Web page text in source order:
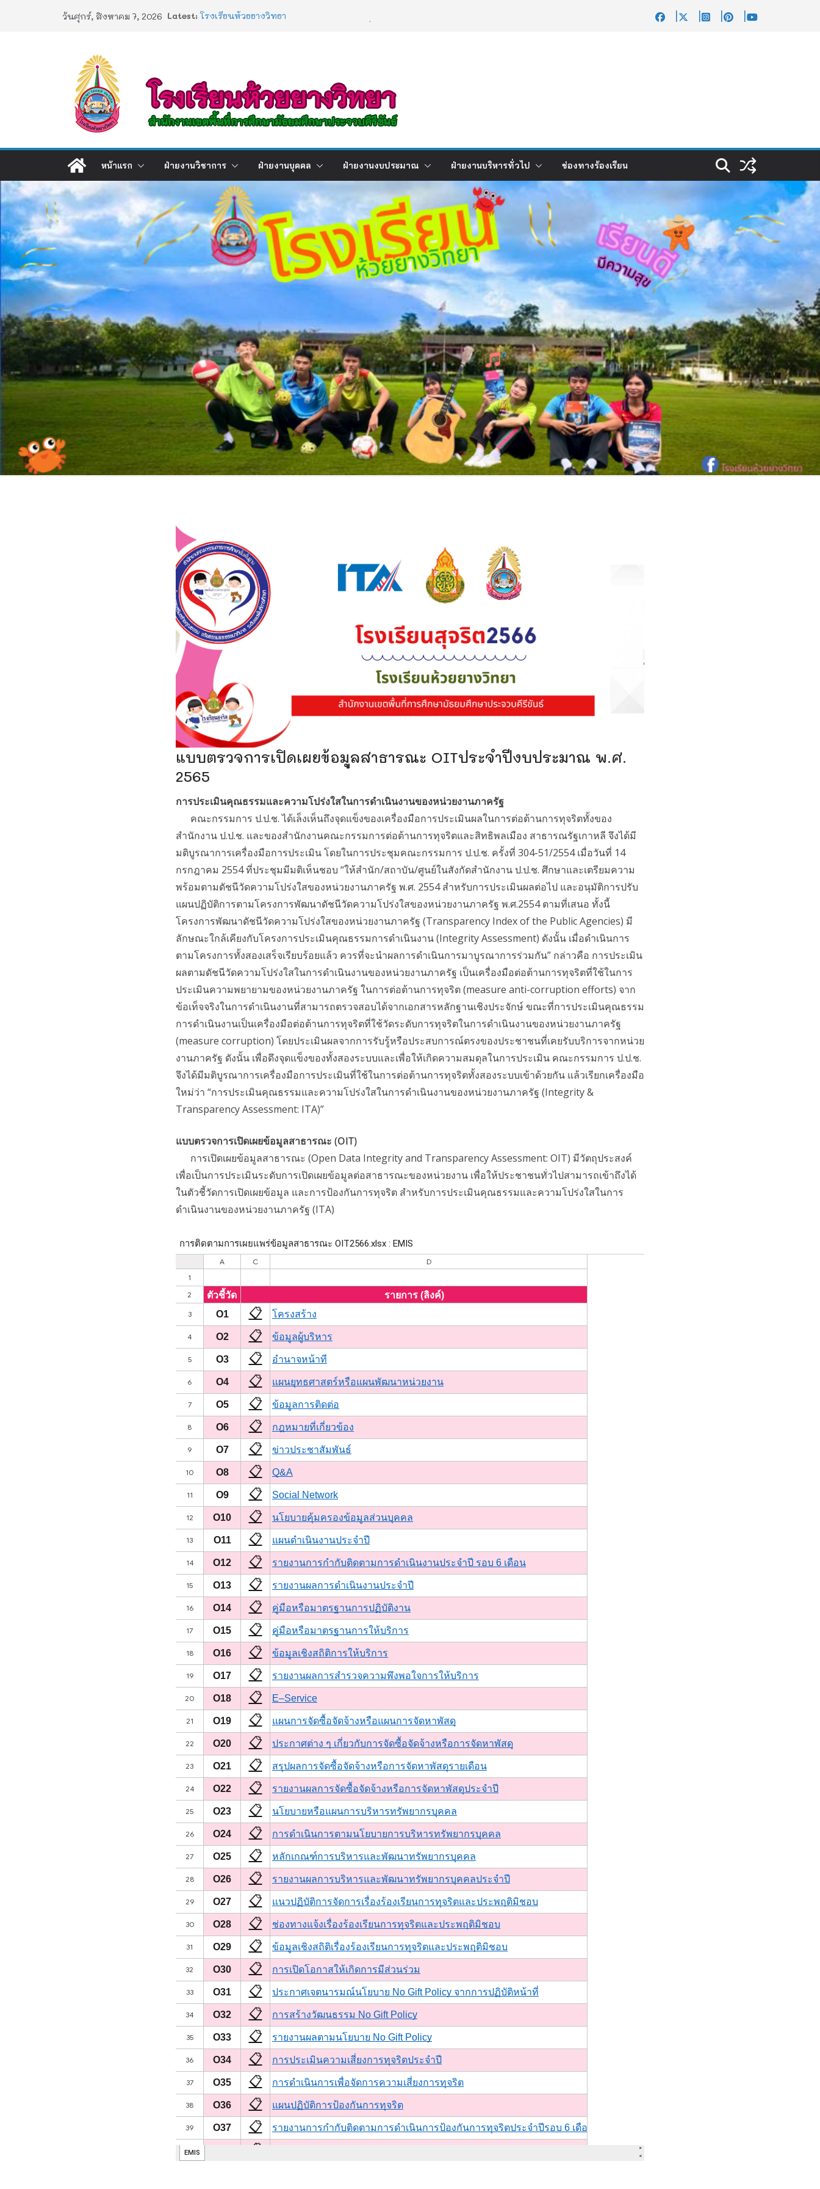
วันศุกร์, สิงหาคม 7, 2026 Latest: การอบรมเชิงปฏิบัติการ เรื่องการใช้เทคโนโลยีปัญญาประดิษฐ์ (
ช่องทางร้องเรียน
หน้าแรก ฝ่ายงานวิชาการ ฝ่ายงานบุคคล ฝ่ายงานงบประมาณ ฝ่ายงานบริหารทั่วไป ช่องทางร้องเรียน
แบบตรวจการเปิดเผยข้อมูลสาธารณะ OITประจำปีงบประมาณ พ.ศ.
2565
การประเมินคุณธรรมและความโปร่งใสในการดำเนินงานของหน่วยงานภาครัฐ
คณะกรรมการ ป.ป.ช. ได้เล็งเห็นถึงจุดแข็งของเครื่องมือการประเมินผลในการต่อต้านการทุจริตทั้งของ
สำนักงาน ป.ป.ช. และของสำนักงานคณะกรรมการต่อต้านการทุจริตและสิทธิพลเมือง สาธารณรัฐเกาหลี จึงได้มี
มติบูรณาการเครื่องมือการประเมิน โดยในการประชุมคณะกรรมการ ป.ป.ช. ครั้งที่ 304-51/2554 เมื่อวันที่ 14
กรกฎาคม 2554 ที่ประชุมมีมติเห็นชอบ “ให้สำนัก/สถาบัน/ศูนย์ในสังกัดสำนักงาน ป.ป.ช. ศึกษาและเตรียมความ
พร้อมตามดัชนีวัดความโปร่งใสของหน่วยงานภาครัฐ พ.ศ. 2554 สำหรับการประเมินผลต่อไป และอนุมัติการปรับ
แผนปฏิบัติการตามโครงการพัฒนาดัชนีวัดความโปร่งใสของหน่วยงานภาครัฐ พ.ศ.2554 ตามที่เสนอ ทั้งนี้
โครงการพัฒนาดัชนีวัดความโปร่งใสของหน่วยงานภาครัฐ (Transparency Index of the Public Agencies) มี
ลักษณะใกล้เคียงกับโครงการประเมินคุณธรรมการดำเนินงาน (Integrity Assessment) ดังนั้น เมื่อดำเนินการ
ตามโครงการทั้งสองเสร็จเรียบร้อยแล้ว ควรที่จะนำผลการดำเนินการมาบูรณาการร่วมกัน” กล่าวคือ การประเมิน
ผลตามดัชนีวัดความโปร่งใสในการดำเนินงานของหน่วยงานภาครัฐ เป็นเครื่องมือต่อต้านการทุจริตที่ใช้ในการ
ประเมินความพยายามของหน่วยงานภาครัฐ ในการต่อต้านการทุจริต (measure anti-corruption efforts) จาก
ข้อเท็จจริงในการดำเนินงานที่สามารถตรวจสอบได้จากเอกสารหลักฐานเชิงประจักษ์ ขณะที่การประเมินคุณธรรม
การดำเนินงานเป็นเครื่องมือต่อต้านการทุจริตที่ใช้วัดระดับการทุจริตในการดำเนินงานของหน่วยงานภาครัฐ
(measure corruption) โดยประเมินผลจากการรับรู้หรือประสบการณ์ตรงของประชาชนที่เคยรับบริการจากหน่วย
งานภาครัฐ ดังนั้น เพื่อดึงจุดแข็งของทั้งสองระบบและเพื่อให้เกิดความสมดุลในการประเมิน คณะกรรมการ ป.ป.ช.
จึงได้มีมติบูรณาการเครื่องมือการประเมินที่ใช้ในการต่อต้านการทุจริตทั้งสองระบบเข้าด้วยกัน แล้วเรียกเครื่องมือ
ใหม่ว่า “การประเมินคุณธรรมและความโปร่งใสในการดำเนินงานของหน่วยงานภาครัฐ (Integrity &
Transparency Assessment: ITA)”
แบบตรวจการเปิดเผยข้อมูลสาธารณะ (OIT)
การเปิดเผยข้อมูลสาธารณะ (Open Data Integrity and Transparency Assessment: OIT) มีวัตถุประสงค์
เพื่อเป็นการประเมินระดับการเปิดเผยข้อมูลต่อสาธารณะของหน่วยงาน เพื่อให้ประชาชนทั่วไปสามารถเข้าถึงได้
ในตัวชี้วัดการเปิดเผยข้อมูล และการป้องกันการทุจริต สำหรับการประเมินคุณธรรมและความโปร่งใสในการ
ดำเนินงานของหน่วยงานภาครัฐ (ITA)